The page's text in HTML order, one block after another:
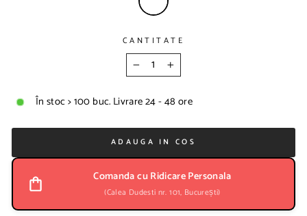
a
z
a
r
CANTITATE
−
+
În stoc > 100 buc. Livrare 24 - 48 ore
ADAUGA IN COS
Comanda cu Ridicare Personala
(Calea Dudesti nr. 101, București)